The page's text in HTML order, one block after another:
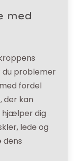
med
du problemer
fordel
der kan
hjælper dig
lede og
dens